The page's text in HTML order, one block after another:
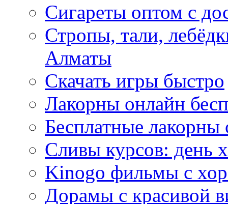
Сигареты оптом с
Стропы, тали,
Алматы
Скачать игры быстро
Лакорны онлайн
Бесплатные лакорны
Сливы курсов: день
Kinogo фильмы с
Дорамы с красивой